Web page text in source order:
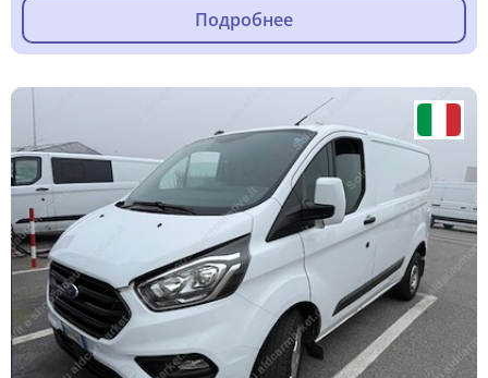
Подробнее